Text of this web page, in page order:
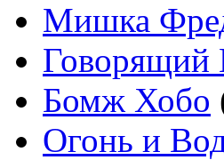
Мишка
Говорящий
Бомж Хобо
Огонь и